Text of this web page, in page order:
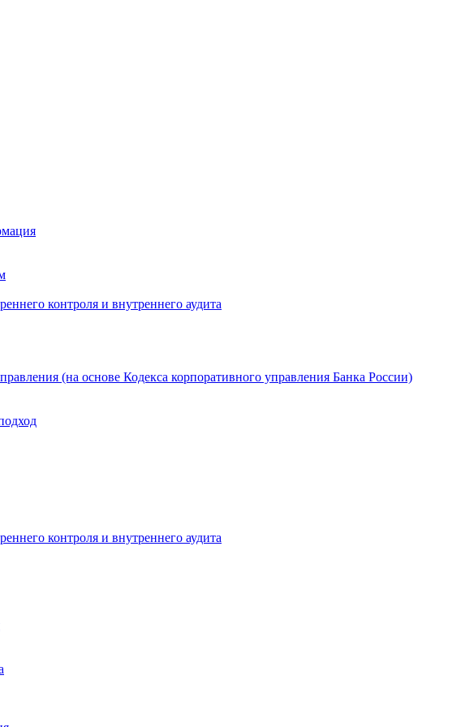
контроля и внутреннего аудита
(на основе Кодекса корпоративного управления Банка России)
контроля и внутреннего аудита